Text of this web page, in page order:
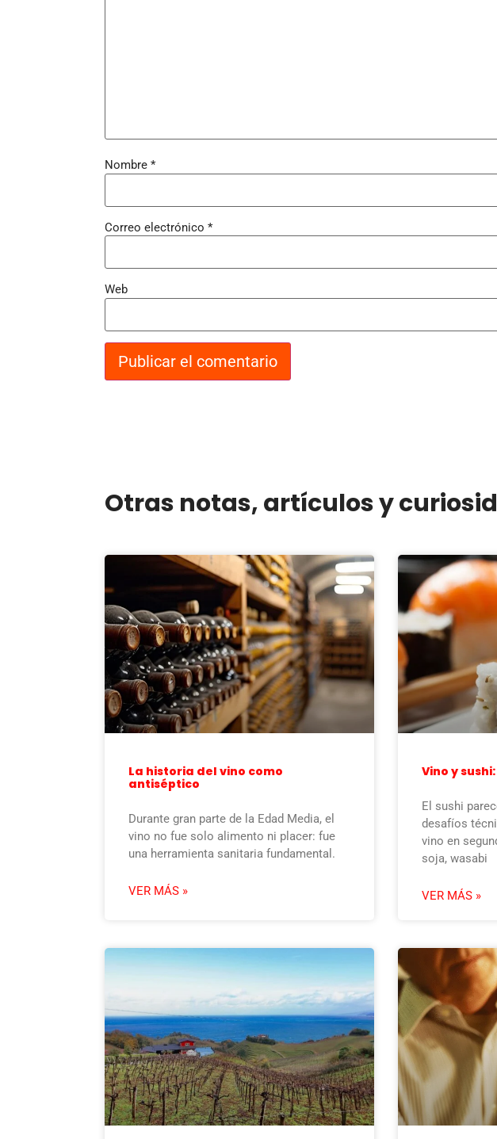
Nombre *
Correo electrónico *
Web
Otras notas, artículos y
La historia del vino como
antiséptico
Durante gran parte de la Edad Media, el
vino no fue solo alimento ni placer: fue
una herramienta sanitaria fundamental.
VER MÁS »
Vino y
El sushi
desafíos
vino en
soja, wasabi
VER MÁS »